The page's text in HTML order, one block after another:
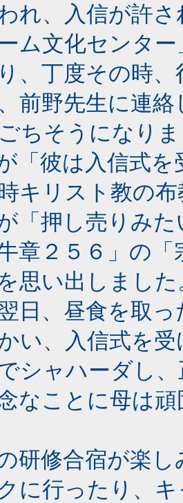
れ、入信が許
ーム文化センタ
、丁度その時
前野先生に連
ちそうになり
「彼は入信式
キリスト教の
「押し売りみ
章２５６」の
思い出しました
日、昼食を取
い、入信式を
シャハーダし
なことに母は
研修合宿が楽し
に行ったり、